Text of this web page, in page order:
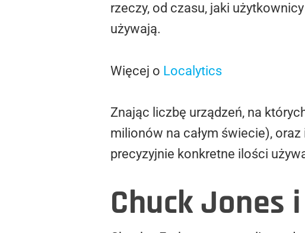
rzeczy, od czasu, jaki
używają.
Więcej o Localytics
Znając liczbę urządzeń, na
milionów na całym świecie),
precyzyjnie konkretne ilości
Chuck Jones